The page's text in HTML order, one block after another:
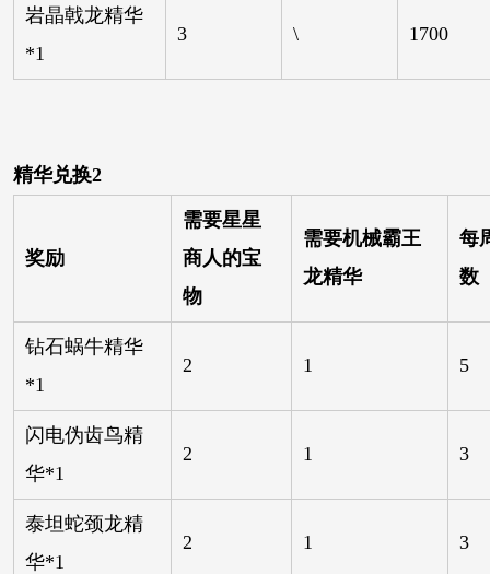
岩晶戟龙精华
*1
3 \ 1700
精华兑换2
奖励
需要星星
商人的宝
物
需要机械霸王
龙精华
每
数
钻石蜗牛精华
*1
2 1 5
闪电伪齿鸟精
华*1
2 1 3
泰坦蛇颈龙精
华*1
2 1 3